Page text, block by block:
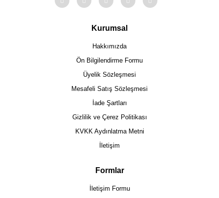
Kurumsal
Hakkımızda
Ön Bilgilendirme Formu
Üyelik Sözleşmesi
Mesafeli Satış Sözleşmesi
İade Şartları
Gizlilik ve Çerez Politikası
KVKK Aydınlatma Metni
İletişim
Formlar
İletişim Formu